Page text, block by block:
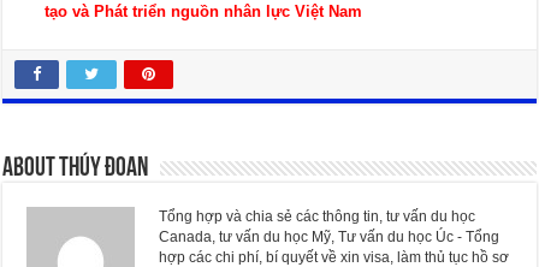
tạo và Phát triển nguồn nhân lực Việt Nam
About Thúy Đoan
Tổng hợp và chia sẻ các thông tin, tư vấn du học
Canada, tư vấn du học Mỹ, Tư vấn du học Úc - Tổng
hợp các chi phí, bí quyết về xin visa, làm thủ tục hồ sơ